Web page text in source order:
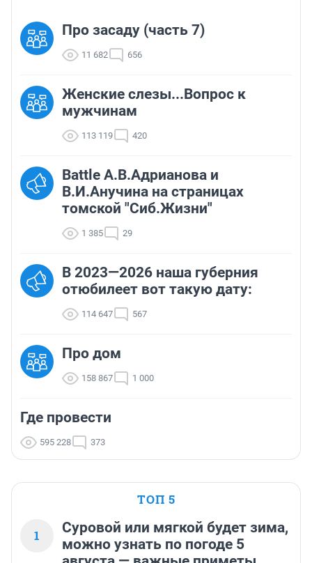
Про засаду (часть 7)
11 682 656
Женские слезы...Вопрос к
мужчинам
113 119 420
Battle А.В.Адрианова и
В.И.Анучина на страницах
томской "Сиб.Жизни"
1 385 29
В 2023—2026 наша губерния
отюбилеет вот такую дату:
114 647 567
Про дом
158 867 1 000
Где провести
595 228 373
ТОП 5
1
Суровой или мягкой будет зима,
можно узнать по погоде 5